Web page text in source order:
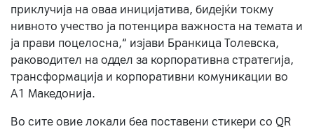
приклучија на оваа иницијатива, бидејќи токму
нивното учество ја потенцира важноста на темата и
ја прави поцелосна,“ изјави Бранкица Толевска,
раководител на оддел за корпоративна стратегија,
трансформација и корпоративни комуникации во
А1 Македонија.
Во сите овие локали беа поставени стикери со QR